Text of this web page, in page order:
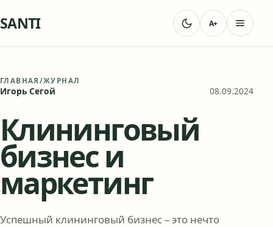
SANTI A+
ГЛАВНАЯ /ЖУРНАЛ
Игорь Сегой 08.09.2024
Клининговый
бизнес и
маркетинг
Успешный клининговый бизнес – это нечто